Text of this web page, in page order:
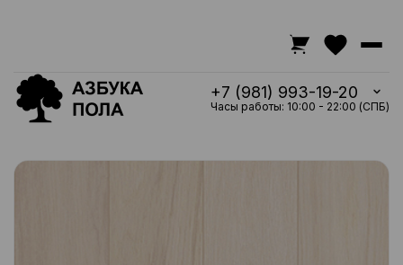
+7 (981) 993-19-20
Часы работы: 10:00 - 22:00 (СПБ)